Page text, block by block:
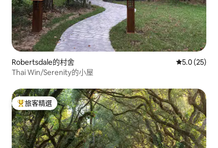
Robertsdale的村舍 從 25 則評
5.0 (25)
Thai Win/Serenity的小屋
旅客精選榜首
旅客精選